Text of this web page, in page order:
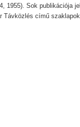
1955). Sok publikációja
Távközlés című